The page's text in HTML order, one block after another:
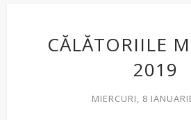
CĂLĂTORIILE
2019
MIERCURI, 8